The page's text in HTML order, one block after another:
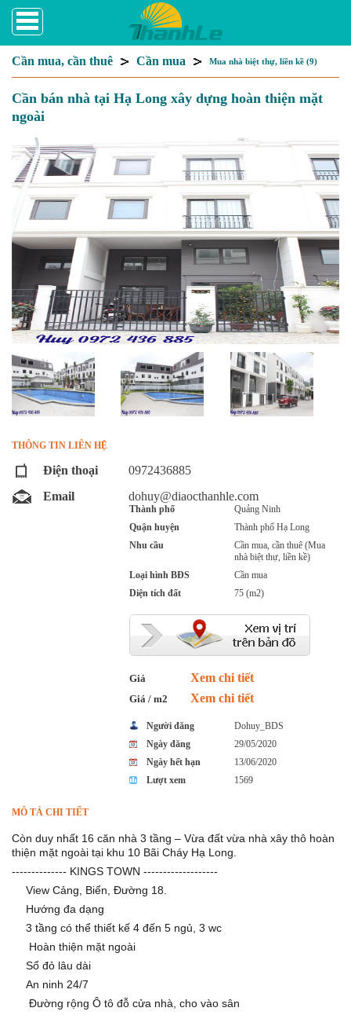
Cần mua, cần thuê Cần mua Mua nhà biệt thự, liền kề (9)
Cần bán nhà tại Hạ Long xây dựng hoàn thiện mặt
ngoài
THÔNG TIN LIÊN HỆ
Điện thoại
0972436885
Email
dohuy@diaocthanhle.com
Thành phố
Quảng Ninh
Quận huyện
Thành phố Hạ Long
Nhu cầu
Cần mua, cần thuê (Mua
nhà biệt thự, liền kề)
Loại hình BĐS
Cần mua
Diện tích đất
75 (m2)
Giá Xem chi tiết
Giá / m2 Xem chi tiết
Người đăng
Dohuy_BDS
Ngày đăng
29/05/2020
Ngày hết hạn
13/06/2020
Lượt xem
1569
MÔ TẢ CHI TIẾT
Còn duy nhất 16 căn nhà 3 tầng – Vừa đất vừa nhà xây thô hoàn
thiện mặt ngoài tại khu 10 Bãi Cháy Hạ Long.
-------------- KINGS TOWN -------------------
👉View Cảng, Biển, Đường 18.
👉Hướng đa dạng
👉3 tầng có thể thiết kế 4 đến 5 ngủ, 3 wc
Hoàn thiện mặt ngoài
👉Sổ đỏ lâu dài
👉An ninh 24/7
Đường rộng Ô tô đỗ cửa nhà, cho vào sân